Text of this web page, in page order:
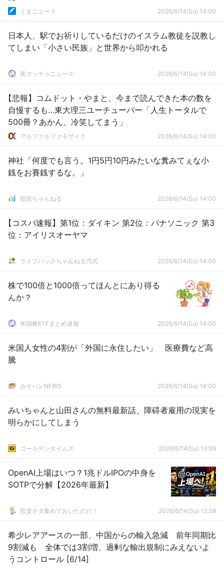
くまニュース 2026/6/14(Su) 14:00
日本人、駅でお祈りしているだけのイスラム教徒を説教し
てしまい「小さい民族」と世界から叩かれる
黒マッチョニュース 2026/6/14(Su) 14:00
【悲報】コムドット・やまと、今まで読んできた本の数を
自慢するも…東大理三ユーチューバー「人生トータルで
500冊？あかん、冷笑してまう」
アルファルファモザイク 2026/6/14(Su) 14:00
神社「何度でも言う。1円5円10円みたいな糞みてぇな小
銭をお賽銭するな。」
投資ちゃんねる 2026/6/14(Su) 14:00
【コスパ速報】第1位：ダイキン 第2位：パナソニック 第3
位：アイリスオーヤマ
ライフハックちゃんねる弐式 2026/6/14(Su) 14:00
株で100倍と1000倍ってほんとにあり得る
んか？
米国株ETFまとめ速報 2026/6/14(Su) 14:00
米国人女性の4割が「外国に永住したい」 医療費など高
騰
みそパンNEWS 2026/6/14(Su) 14:00
みいちゃんと山田さんの無料最新話、障碍者雇用の現実を
明らかにしてしまう
ゴールデンタイムズ 2026/6/14(Su) 13:59
OpenAI上場はいつ？1兆ドルIPOの中身を
SOTPで分解【2026年最新】
投資ネタ集めておいたのだ！ 2026/6/14(Su) 13:58
希少レアアースの一部、中国からの輸入急減 前年同期比
9割減も 全体では3割増、過剰な輸出規制にみえないよ
うコントロール [6/14]